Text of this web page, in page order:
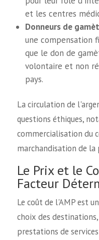
et les centres
Donneurs de
une compensation
que le don de
volontaire et non
pays.
La circulation de
questions éthiques,
commercialisation du
marchandisation de la
Le Prix et le
Facteur
Le coût de l'AMP est
choix des
prestations de